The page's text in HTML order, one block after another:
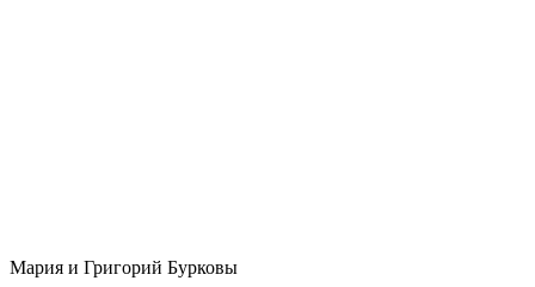
Мария и Григорий Бурковы